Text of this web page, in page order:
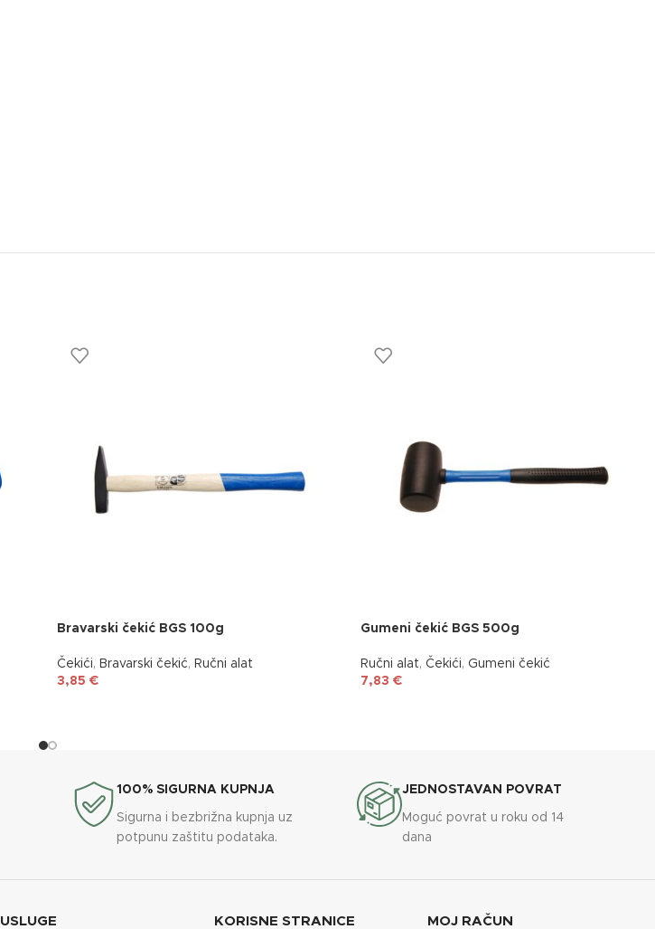
Bravarski čekić BGS 100g
Čekići, Bravarski čekić, Ručni alat
3,85 €
Gumeni čekić BGS 500g
Ručni alat, Čekići, Gumeni čekić
7,83 €
100% SIGURNA KUPNJA
Sigurna i bezbrižna kupnja uz
potpunu zaštitu podataka.
JEDNOSTAVAN POVRAT
Moguć povrat u roku od 14
dana
USLUGE KORISNE STRANICE MOJ RAČUN